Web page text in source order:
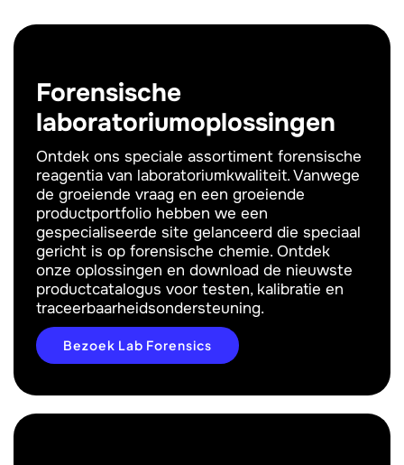
Forensische
laboratoriumoplossingen
Ontdek ons speciale assortiment forensische
reagentia van laboratoriumkwaliteit. Vanwege
de groeiende vraag en een groeiende
productportfolio hebben we een
gespecialiseerde site gelanceerd die speciaal
gericht is op forensische chemie. Ontdek
onze oplossingen en download de nieuwste
productcatalogus voor testen, kalibratie en
traceerbaarheidsondersteuning.
Bezoek Lab Forensics